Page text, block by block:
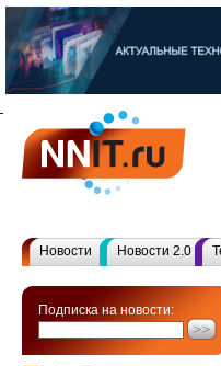
Новости Новости 2.0
Подписка на новости: